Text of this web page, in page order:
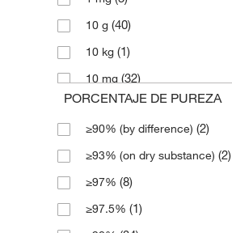
172.18(14)
172.183
173.17(6)
(3)
174.15(1)
174.155(3)
174.16(7)
174.2(9)
10 g (40)
10 kg (1)
10 mg (32)
100 g (74)
100 mL(1)
100 mg(37)
1000 g(8)
2 g(1)
PORCENTAJE DE PUREZA
≥90% (by difference) (2)
≥93% (on dry substance) (2)
≥97% (8)
≥97.5% (1)